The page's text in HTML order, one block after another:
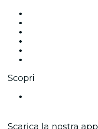
Scopri
Scarica la nostra app